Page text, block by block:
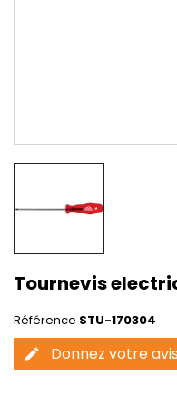
Tournevis
Référence STU-170304
edit Donnez votre avis